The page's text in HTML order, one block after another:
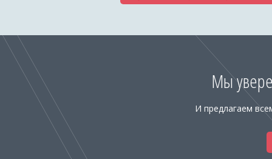
Мы
И предлагаем